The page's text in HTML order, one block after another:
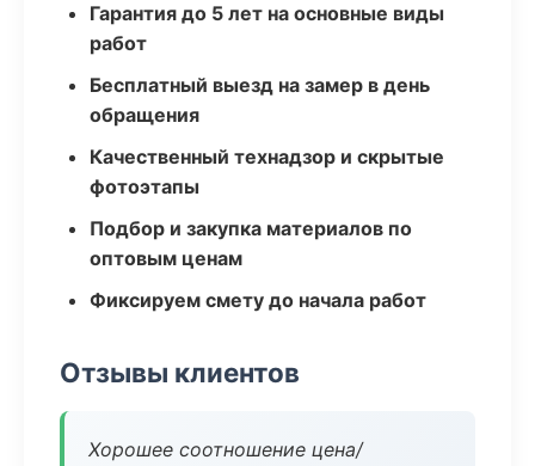
Гарантия до 5 лет на основные виды
работ
Бесплатный выезд на замер в день
обращения
Качественный технадзор и скрытые
фотоэтапы
Подбор и закупка материалов по
оптовым ценам
Фиксируем смету до начала работ
Отзывы клиентов
Хорошее соотношение цена/